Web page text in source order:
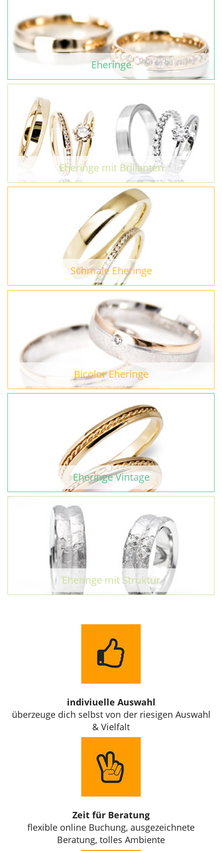
Eheringe
Eheringe mit Brillanten
Schmale Eheringe
Bicolor Eheringe
Eheringe Vintage
Eheringe mit Struktur
indiviuelle Auswahl
überzeuge dich selbst von der riesigen Auswahl
& Vielfalt
Zeit für Beratung
flexible online Buchung, ausgezeichnete
Beratung, tolles Ambiente